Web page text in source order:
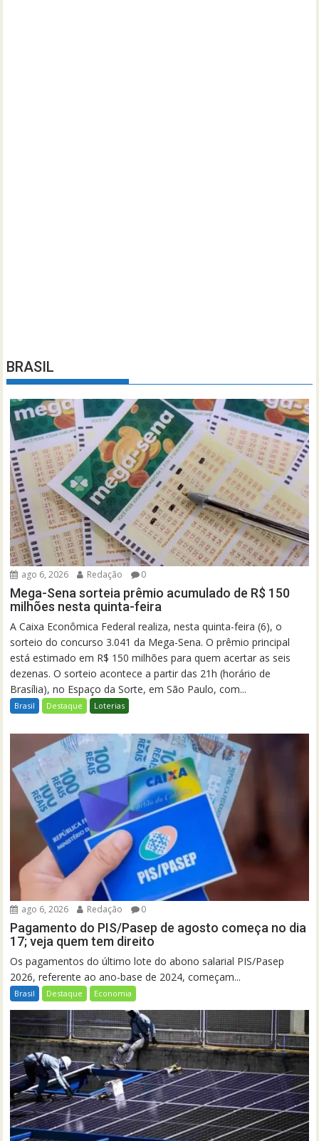
BRASIL
ago 6, 2026 Redação 0
Mega-Sena sorteia prêmio acumulado de R$ 150
milhões nesta quinta-feira
A Caixa Econômica Federal realiza, nesta quinta-feira (6), o
sorteio do concurso 3.041 da Mega-Sena. O prêmio principal
está estimado em R$ 150 milhões para quem acertar as seis
dezenas. O sorteio acontece a partir das 21h (horário de
Brasília), no Espaço da Sorte, em São Paulo, com...
Brasil Destaque Loterias
ago 6, 2026 Redação 0
Pagamento do PIS/Pasep de agosto começa no dia
17; veja quem tem direito
Os pagamentos do último lote do abono salarial PIS/Pasep
2026, referente ao ano-base de 2024, começam...
Brasil Destaque Economia